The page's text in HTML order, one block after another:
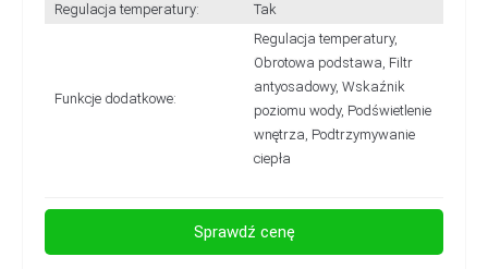
Regulacja temperatury:
Tak
Funkcje dodatkowe:
Regulacja temperatury,
Obrotowa podstawa, Filtr
antyosadowy, Wskaźnik
poziomu wody, Podświetlenie
wnętrza, Podtrzymywanie
ciepła
Sprawdź cenę